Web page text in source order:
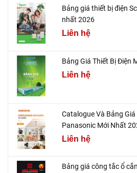
Bảng giá thiết bị điện
nhất 2026
Liên hệ
Bảng Giá Thiết Bị Điện
Liên hệ
Catalogue Và Bảng Giá
Panasonic Mới Nhất
Liên hệ
Bảng giá công tắc ổ